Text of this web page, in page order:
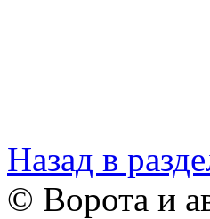
Назад в
© Ворота и